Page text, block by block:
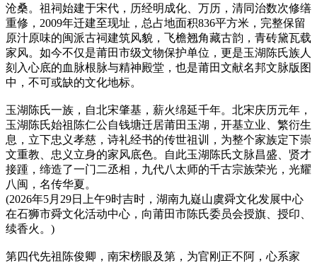
沧桑。祖祠始建于宋代，历经明成化、万历，清同治数次修缮
重修，2009年迁建至现址，总占地面积836平方米，完整保留
原汁原味的闽派古祠建筑风貌，飞檐翘角藏古韵，青砖黛瓦载
家风。如今不仅是莆田市级文物保护单位，更是玉湖陈氏族人
刻入心底的血脉根脉与精神殿堂，也是莆田文献名邦文脉版图
中，不可或缺的文化地标。
玉湖陈氏一族，自北宋肇基，薪火绵延千年。北宋庆历元年，
玉湖陈氏始祖陈仁公自钱塘迁居莆田玉湖，开基立业、繁衍生
息，立下忠义孝慈，诗礼经书的传世祖训，为整个家族定下崇
文重教、忠义立身的家风底色。自此玉湖陈氏文脉昌盛、贤才
接踵，缔造了一门二丞相，九代八太师的千古宗族荣光，光耀
八闽，名传华夏。
(2026年5月29日上午9时吉时，湖南九嶷山虞舜文化发展中心
在石狮市舜文化活动中心，向莆田市陈氏委员会授旗、授印、
续香火。)
第四代先祖陈俊卿，南宋榜眼及第，为官刚正不阿，心系家